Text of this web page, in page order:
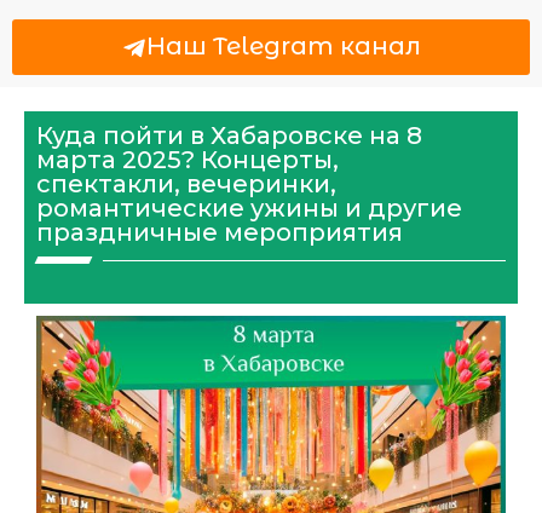
Наш Telegram канал
Куда пойти в Хабаровске на 8
марта 2025? Концерты,
спектакли, вечеринки,
романтические ужины и другие
праздничные мероприятия